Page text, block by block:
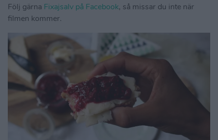
Följ gärna Fixajsalv på Facebook, så missar du inte när
filmen kommer.